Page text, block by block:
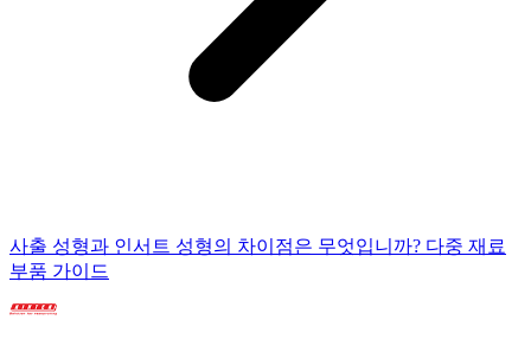
사출 성형과 인서트 성형의 차이점은 무엇입니까? 다중 재료
부품 가이드